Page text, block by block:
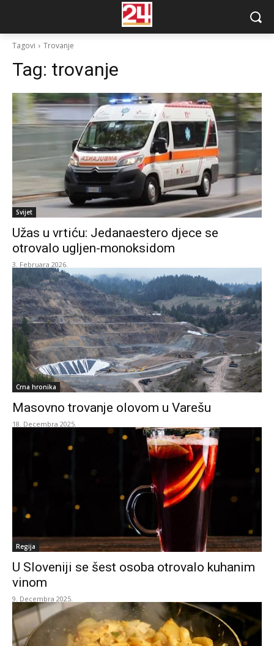
Tagovi Trovanje
Tag: trovanje
Svijet
Užas u vrtiću: Jedanaestero djece se
otrovalo ugljen-monoksidom
3. Februara 2026.
Crna hronika
Masovno trovanje olovom u Varešu
18. Decembra 2025.
Regija
U Sloveniji se šest osoba otrovalo kuhanim
vinom
9. Decembra 2025.